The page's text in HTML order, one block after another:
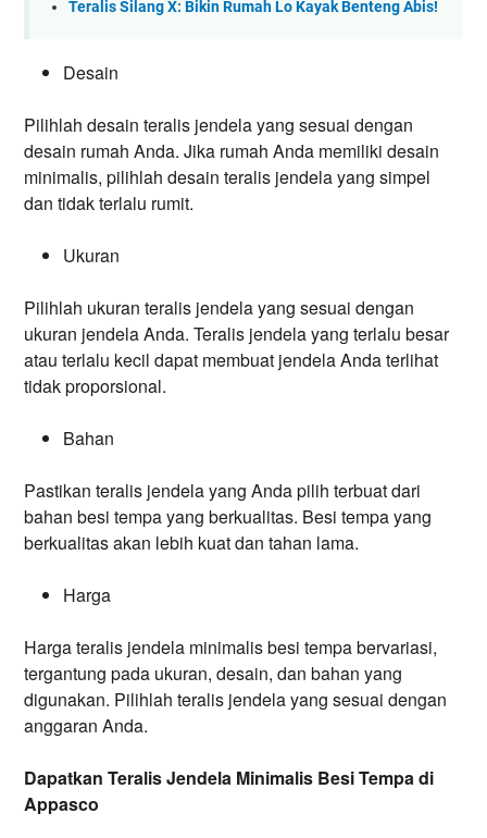
Teralis Silang X: Bikin Rumah Lo Kayak Benteng Abis!
Desain
Pilihlah desain teralis jendela yang sesuai dengan
desain rumah Anda. Jika rumah Anda memiliki desain
minimalis, pilihlah desain teralis jendela yang simpel
dan tidak terlalu rumit.
Ukuran
Pilihlah ukuran teralis jendela yang sesuai dengan
ukuran jendela Anda. Teralis jendela yang terlalu besar
atau terlalu kecil dapat membuat jendela Anda terlihat
tidak proporsional.
Bahan
Pastikan teralis jendela yang Anda pilih terbuat dari
bahan besi tempa yang berkualitas. Besi tempa yang
berkualitas akan lebih kuat dan tahan lama.
Harga
Harga teralis jendela minimalis besi tempa bervariasi,
tergantung pada ukuran, desain, dan bahan yang
digunakan. Pilihlah teralis jendela yang sesuai dengan
anggaran Anda.
Dapatkan Teralis Jendela Minimalis Besi Tempa di
Appasco